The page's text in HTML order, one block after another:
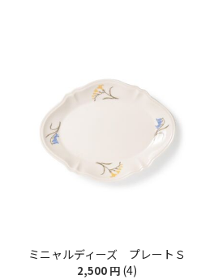
ミニャルディーズ プレートＳ
2,500 円 (4)